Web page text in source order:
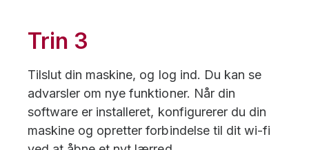
Trin 3
Tilslut din maskine, og log ind. Du kan se
advarsler om nye funktioner. Når din
software er installeret, konfigurerer du din
maskine og opretter forbindelse til dit wi-fi